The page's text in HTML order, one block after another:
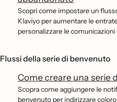
Scopri come impostare un
Klaviyo per aumentare le
personalizzare le
Flussi della serie di benvenuto
Come creare una serie
Scopra come aggiungere le
benvenuto per indirizzare